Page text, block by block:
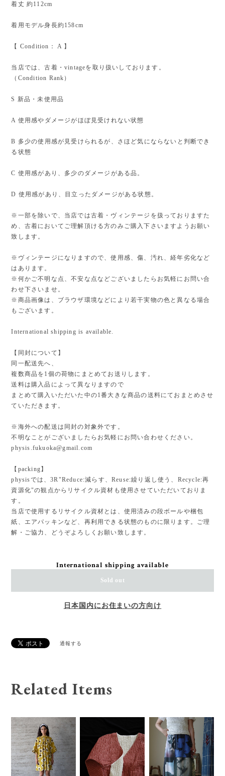
着丈 約112cm
着用モデル身長約158cm
【 Condition： A 】
当店では、古着・vintageを取り扱いしております。
（Condition Rank）
S 新品・未使用品
A 使用感やダメージがほぼ見受けれない状態
B 多少の使用感が見受けられるが、さほど気にならないと判断でき
る状態
C 使用感があり、多少のダメージがある品。
D 使用感があり、目立ったダメージがある状態。
※一部を除いで、当店では古着・ヴィンテージを扱っておりますた
め、古着においてご理解頂ける方のみご購入下さいますようお願い
致します。
※ヴィンテージになりますので、使用感、傷、汚れ、経年劣化など
はあります。
※何かご不明な点、不安な点などございましたらお気軽にお問い合
わせ下さいませ。
※商品画像は、ブラウザ環境などにより若干実物の色と異なる場合
もございます。
International shipping is available.
【同封について】
同一配送先へ、
複数商品を1個の荷物にまとめてお送りします。
送料は購入品によって異なりますので
まとめて購入いただいた中の1番大きな商品の送料にておまとめさせ
ていただきます。
※海外への配送は同封の対象外です。
不明なことがございましたらお気軽にお問い合わせください。
physis.fukuoka@gmail.com
【packing】
physisでは、3R"Reduce:減らす、Reuse:繰り返し使う、Recycle:再
資源化"の観点からリサイクル資材も使用させていただいておりま
す。
当店で使用するリサイクル資材とは、使用済みの段ボールや梱包
紙、エアパッキンなど、再利用できる状態のものに限ります。ご理
解・ご協力、どうぞよろしくお願い致します。
International shipping available
Sold out
日本国内にお住まいの方向け
通報する
Related Items